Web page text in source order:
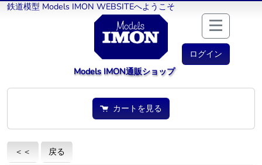
鉄道模型 Models IMON WEBSITEへようこそ
ログイン
Models IMON通販ショップ
カートを見る
＜＜ 戻る